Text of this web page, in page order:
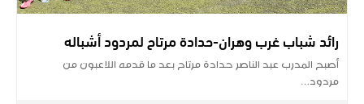
رائد شباب غرب وهران-حدادة مرتاح لمردود أشباله
أصبح المدرب عبد الناصر حدادة مرتاح بعد ما قدمه اللاعبون من
مردود…